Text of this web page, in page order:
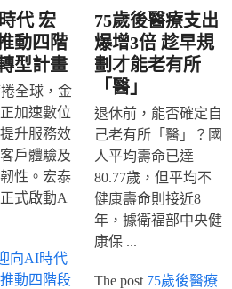
代 宏
動四階
型計畫
全球，金
加速數位
升服務效
戶體驗及
性。宏泰
式啟動A
向AI時代
動四階段
75歲後醫療支出
爆增3倍 趁早規
劃才能老有所
「醫」
退休前，能否確定自
己老有所「醫」？國
人平均壽命已達
80.77歲，但平均不
健康壽命則接近8
年，據衛福部中央健
康保 ...
The post 75歲後醫療